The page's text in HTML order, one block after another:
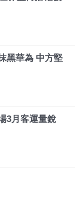
黑華為 中方堅
3月客運量銳